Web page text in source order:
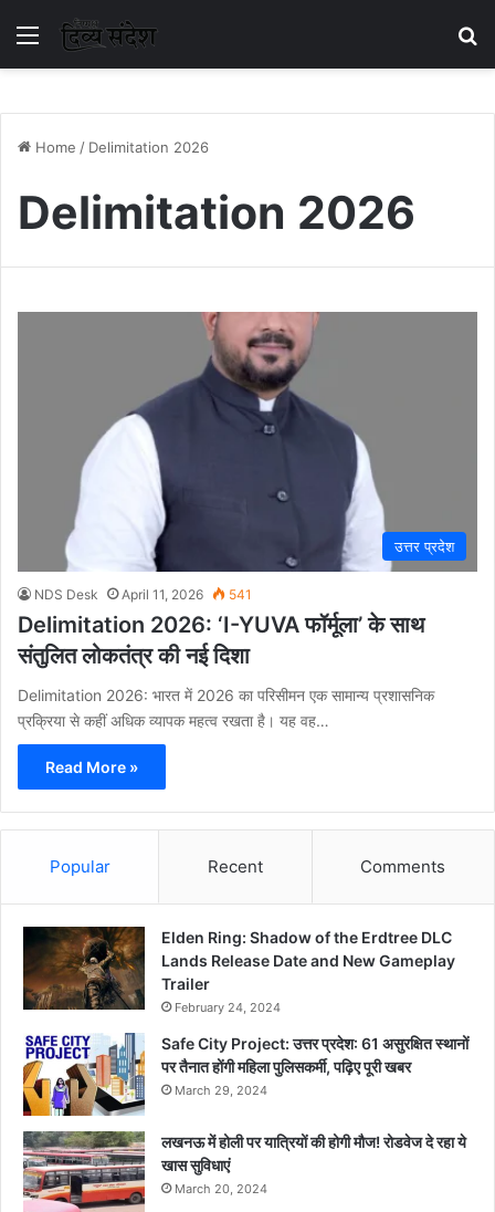
Menu
Home / Delimitation 2026
Delimitation 2026
उत्तर प्रदेश
NDS Desk April 11, 2026 541
Delimitation 2026: ‘I-YUVA फॉर्मूला’ के साथ
संतुलित लोकतंत्र की नई दिशा
Delimitation 2026: भारत में 2026 का परिसीमन एक सामान्य प्रशासनिक
प्रक्रिया से कहीं अधिक व्यापक महत्व रखता है। यह वह…
Read More »
Popular Recent Comments
Elden Ring: Shadow of the Erdtree DLC
Lands Release Date and New Gameplay
Trailer
February 24, 2024
Safe City Project: उत्तर प्रदेश: 61 असुरक्षित स्थानों
पर तैनात होंगी महिला पुलिसकर्मी, पढ़िए पूरी खबर
March 29, 2024
लखनऊ में होली पर यात्रियों की होगी मौज! रोडवेज दे रहा ये
खास सुविधाएं
March 20, 2024